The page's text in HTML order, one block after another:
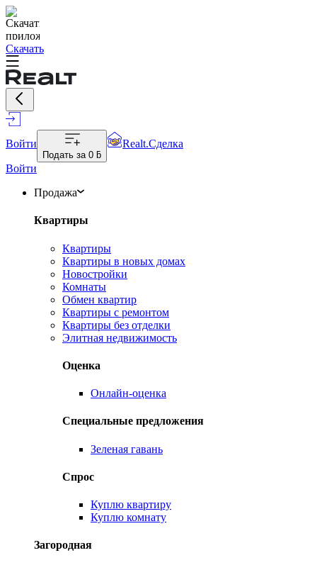
Скачать
Войти
Подать за 0 ƃ
Realt.Сделка
Войти
Продажа
Квартиры
Квартиры
Квартиры в новых домах
Новостройки
Комнаты
Обмен квартир
Квартиры с ремонтом
Квартиры без отделки
Элитная недвижимость
Оценка
Онлайн-оценка
Специальные предложения
Зеленая гавань
Спрос
Куплю квартиру
Куплю комнату
Загородная